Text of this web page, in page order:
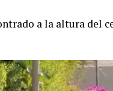
a la altura del